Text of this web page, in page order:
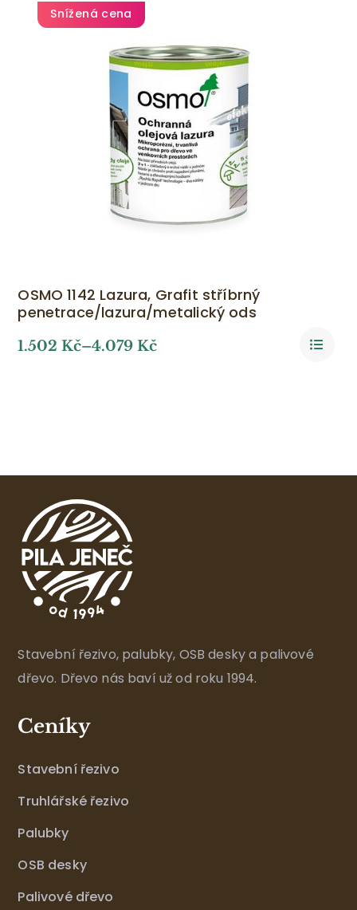
Snížená cena
OSMO 1142 Lazura, Grafit stříbrný
penetrace/lazura/metalický ods
1.502Kč–4.079Kč
Stavební řezivo, palubky, OSB desky a palivové
dřevo. Dřevo nás baví už od roku 1994.
Ceníky
Stavební řezivo
Truhlářské řezivo
Palubky
OSB desky
Palivové dřevo